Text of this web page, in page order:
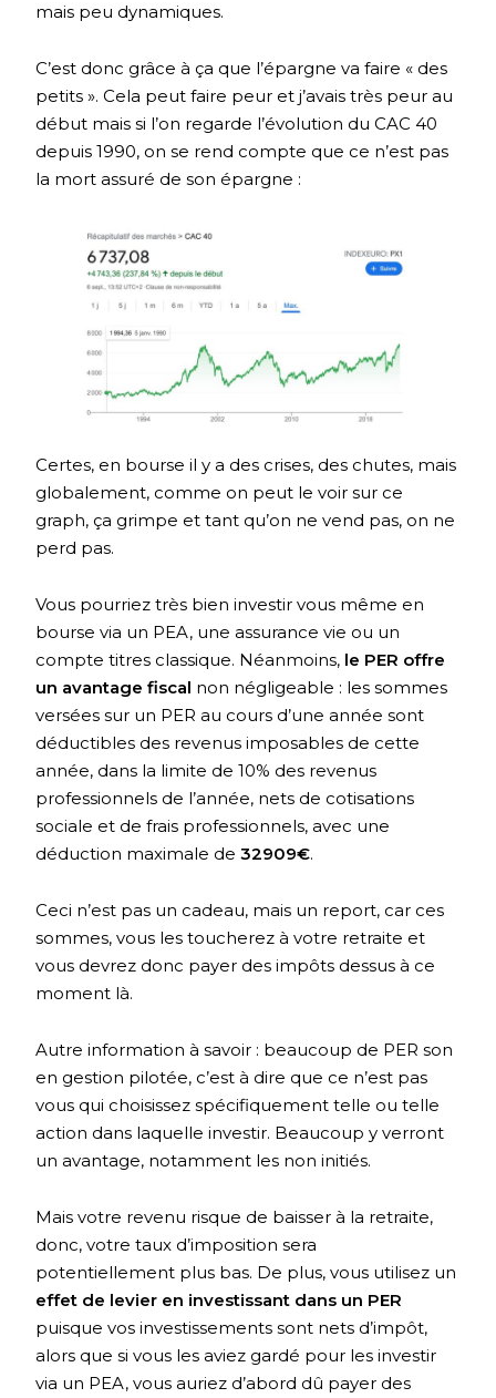
mais peu dynamiques.
C’est donc grâce à ça que l’épargne va faire « des
petits ». Cela peut faire peur et j’avais très peur au
début mais si l’on regarde l’évolution du CAC 40
depuis 1990, on se rend compte que ce n’est pas
la mort assuré de son épargne :
Certes, en bourse il y a des crises, des chutes, mais
globalement, comme on peut le voir sur ce
graph, ça grimpe et tant qu’on ne vend pas, on ne
perd pas.
Vous pourriez très bien investir vous même en
bourse via un PEA, une assurance vie ou un
compte titres classique. Néanmoins, le PER offre
un avantage fiscal non négligeable : les sommes
versées sur un PER au cours d’une année sont
déductibles des revenus imposables de cette
année, dans la limite de 10% des revenus
professionnels de l’année, nets de cotisations
sociale et de frais professionnels, avec une
déduction maximale de32909€.
Ceci n’est pas un cadeau, mais un report, car ces
sommes, vous les toucherez à votre retraite et
vous devrez donc payer des impôts dessus à ce
moment là.
Autre information à savoir : beaucoup de PER son
en gestion pilotée, c’est à dire que ce n’est pas
vous qui choisissez spécifiquement telle ou telle
action dans laquelle investir. Beaucoup y verront
un avantage, notamment les non initiés.
Mais votre revenu risque de baisser à la retraite,
donc, votre taux d’imposition sera
potentiellement plus bas. De plus, vous utilisez un
effet de levier en investissant dans un PER
puisque vos investissements sont nets d’impôt,
alors que si vous les aviez gardé pour les investir
via un PEA, vous auriez d’abord dû payer des